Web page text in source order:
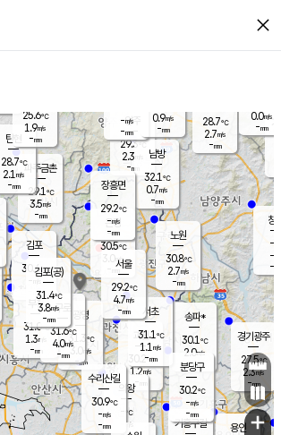
close
양주
29.3℃
2.3
-mm
과천
30.2℃
1.2m/s
- mm
용인
경기광주
27.5℃
2.3m/s
-mm
파주금촌
29.1℃
3.5m/s
-mm
28.7℃
2.7m/s
-mm
창
-
-m/
-
탄현
28.7℃
2.1 m/s
-mm
0.0m/s
-mm
의왕
- ℃
m/s
김포
30.4℃
-m/s
mm
광명
31.3 ℃
3.0 m/s
-mm
부천
31.0℃
1.3m/s
-mm
구로
31.6℃
4.0m/s
-mm
은평
30.5℃
3.0 m/s
- mm
노원
30.8℃
2.7m/s
-mm
송파*
30.1℃
2.0m/s
-mm
서초
31.1℃
1.1 m/s
-mm
남방
32.1℃
0.7m/s
-mm
기흥구갈
수리산길
30.9℃
-m/s
-mm
분당구
30.2℃
-m/s
-mm
장흥면
29.2℃
-m/s
-mm
-m/s
-mm
김포(공)
31.4℃
3.8m/s
-mm
서울
29.2℃
4.7m/s
-mm
25.6℃
1.9m/s
-mm
0.9m/s
-mm
+